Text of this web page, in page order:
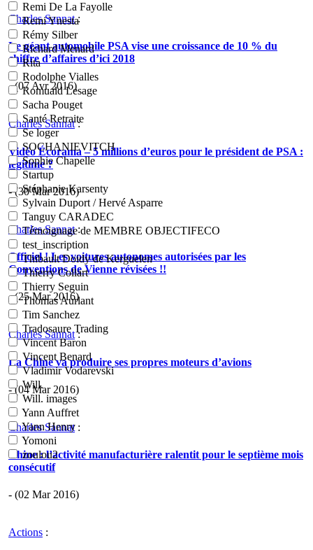
Remi De La Fayolle
Remi Ynesta
Rémy Silber
Richard Menard
Rita
Rodolphe Vialles
Romuald Lesage
Sacha Pouget
Santé Retraite
Se loger
SOCHANIEVITCH
Sophie Chapelle
Startup
Stéphanie Karsenty
Sylvain Duport / Hervé Asparre
Tanguy CARADEC
Témoignage de MEMBRE OBJECTIFECO
test_inscription
Thibault Doidy de Kerguelen
Thierry Collart
Thierry Seguin
Thomas Aurlant
Tim Sanchez
Tradosaure Trading
Vincent Baron
Vincent Benard
Vladimir Vodarevski
Will.
Will. images
Yann Auffret
Yann Henry
Yomoni
zoulou2
Charles Sannat:
Le géant automobile PSA vise une croissance de 10 % du
chiffre d’affaires d’ici 2018
- (07 Avr 2016)
Charles Sannat:
Vidéo Écorama – 5 millions d’euros pour le président de PSA :
légitime ?
- (30 Mar 2016)
Charles Sannat:
Officiel ! Les voitures autonomes autorisées par les
Conventions de Vienne révisées !!
- (25 Mar 2016)
Charles Sannat:
La Chine va produire ses propres moteurs d’avions
- (04 Mar 2016)
Charles Sannat:
Chine : l’activité manufacturière ralentit pour le septième mois
consécutif
- (02 Mar 2016)
Actions :